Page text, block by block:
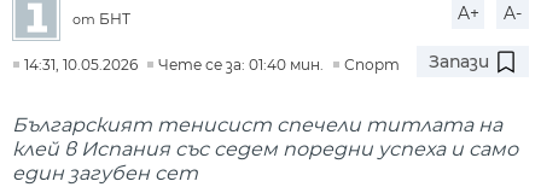
от БНТ A+ A-
14:31, 10.05.2026 Чете се за: 01:40 мин. Спорт Запази
Българският тенисист спечели титлата на
клей в Испания със седем поредни успеха и само
един загубен сет